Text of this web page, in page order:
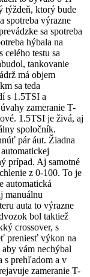
týždeň, ktorý bude
spotreba výrazne
sa spotreba
hýbala na
celého testu sa
tankovanie
má objem
sa teda
s 1.5TSI a
zameranie T-
1.5TSI je živá, aj
spoločník.
pár áut. Žiadna
prípad. Aj samotné
z 0-100. To je
automatická
manuálnu
auta to výrazne
bol taktiež
crossover, s
preniesť výkon na
vám nechýbal
s prehľadom a v
zameranie T-